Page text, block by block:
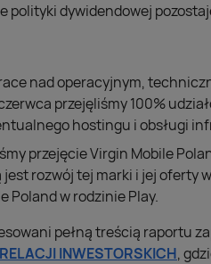
polityki dywidendowej
nad operacyjnym,
przejęliśmy 100%
hostingu i obsługi
przejęcie Virgin Mobile
rozwój tej marki i jej oferty
Poland w rodzinie Play.
pełną treścią raportu
RELACJI INWESTORSKICH,